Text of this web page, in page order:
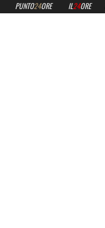
PUNTO24ORE IL24ORE